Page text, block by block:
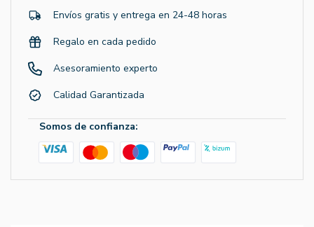
Envíos gratis y entrega en 24-48 horas
Regalo en cada pedido
Asesoramiento experto
Calidad Garantizada
Somos de confianza: